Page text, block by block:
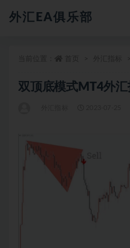
外汇EA俱乐部
双顶底模式MT4外